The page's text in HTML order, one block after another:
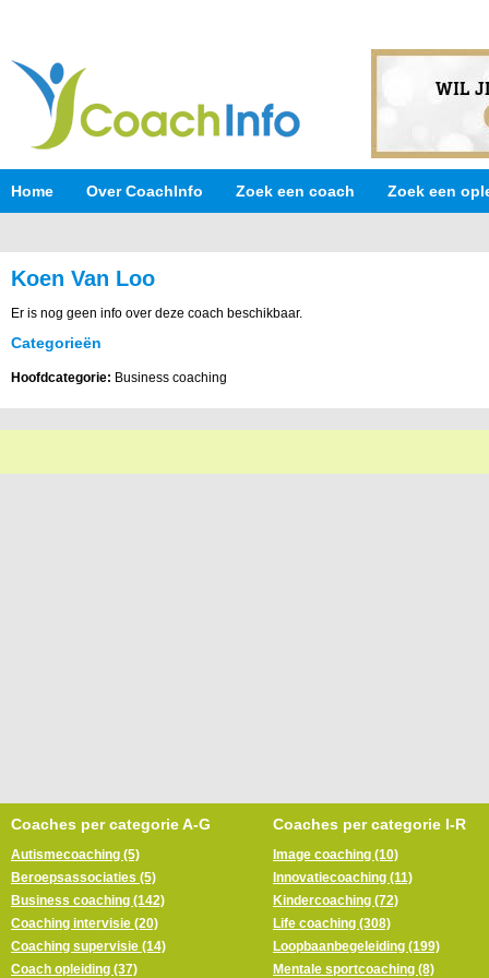
Home Over CoachInfo Zoek een coach Zoek een
Koen Van Loo
Er is nog geen info over deze coach beschikbaar.
Categorieën
Hoofdcategorie: Business coaching
Coaches per categorie A-G
Autismecoaching (5)
Beroepsassociaties (5)
Business coaching (142)
Coaching intervisie (20)
Coaching supervisie (14)
Coach opleiding (37)
Coaches per categorie I-R
Image coaching (10)
Innovatiecoaching (11)
Kindercoaching (72)
Life coaching (308)
Loopbaanbegeleiding (199)
Mentale sportcoaching (8)